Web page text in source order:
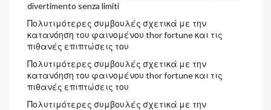
divertimento senza limiti
Πολυτιμότερες συμβουλές σχετικά με την
κατανόηση του φαινομένου thor fortune και τις
πιθανές επιπτώσεις του
Πολυτιμότερες συμβουλές σχετικά με την
κατανόηση του φαινομένου thor fortune και τις
πιθανές επιπτώσεις του
Πολυτιμότερες συμβουλές σχετικά με την